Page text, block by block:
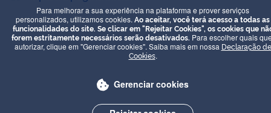
Para melhorar a sua experiência na plataforma e prover serviços
personalizados, utilizamos cookies. Ao aceitar, você terá acesso a todas as
funcionalidades do site. Se clicar em "Rejeitar Cookies", os cookies que
forem estritamente necessários serão desativados. Para escolher quais
autorizar, clique em "Gerenciar cookies". Saiba mais em nossa Declaração de
Cookies.
Gerenciar cookies